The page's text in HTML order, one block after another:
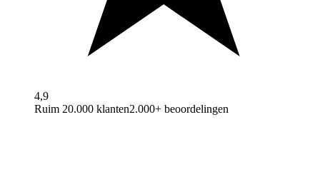
4,9
Ruim 20.000 klanten2.000+ beoordelingen